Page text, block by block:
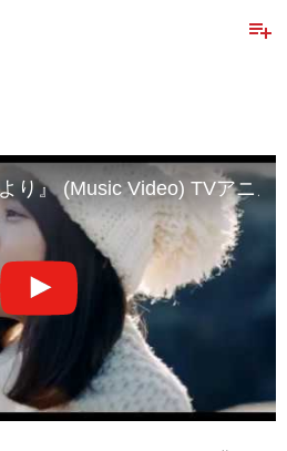
playlist_add
り』 (Music Video) TVアニメ